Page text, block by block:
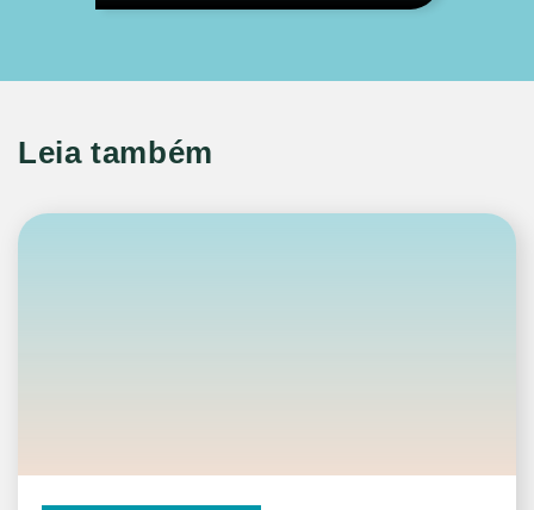
Leia também